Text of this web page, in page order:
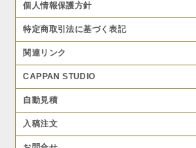
個人情報保護方針
特定商取引法に基づく表記
関連リンク
CAPPAN STUDIO
自動見積
入稿注文